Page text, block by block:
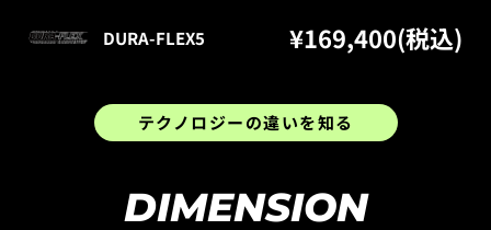
DURA-FLEX5 ¥169,400(税込)
テクノロジーの違いを知る
DIMENSION